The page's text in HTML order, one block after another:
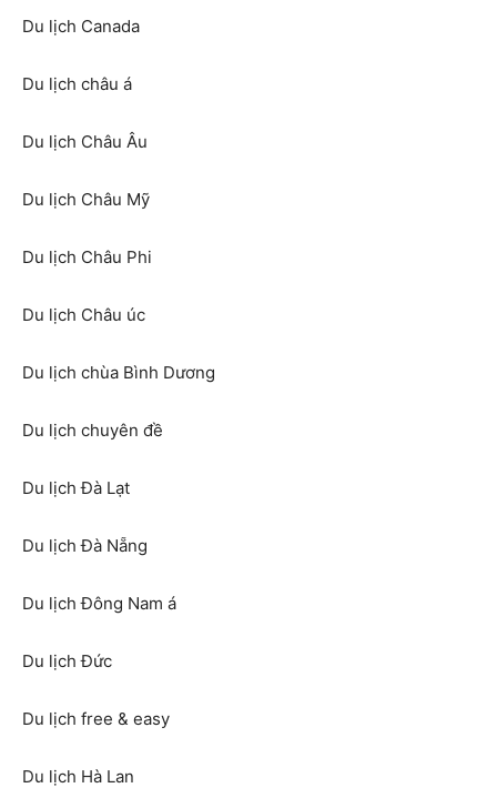
Du lịch Canada
Du lịch châu á
Du lịch Châu Âu
Du lịch Châu Mỹ
Du lịch Châu Phi
Du lịch Châu úc
Du lịch chùa Bình Dương
Du lịch chuyên đề
Du lịch Đà Lạt
Du lịch Đà Nẵng
Du lịch Đông Nam á
Du lịch Đức
Du lịch free & easy
Du lịch Hà Lan